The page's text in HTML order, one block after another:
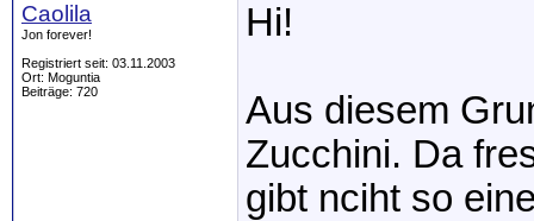
Caolila
Jon forever!
Registriert seit: 03.11.2003
Ort: Moguntia
Beiträge: 720
Hi!
Aus diesem
Zucchini. Da
gibt nciht so